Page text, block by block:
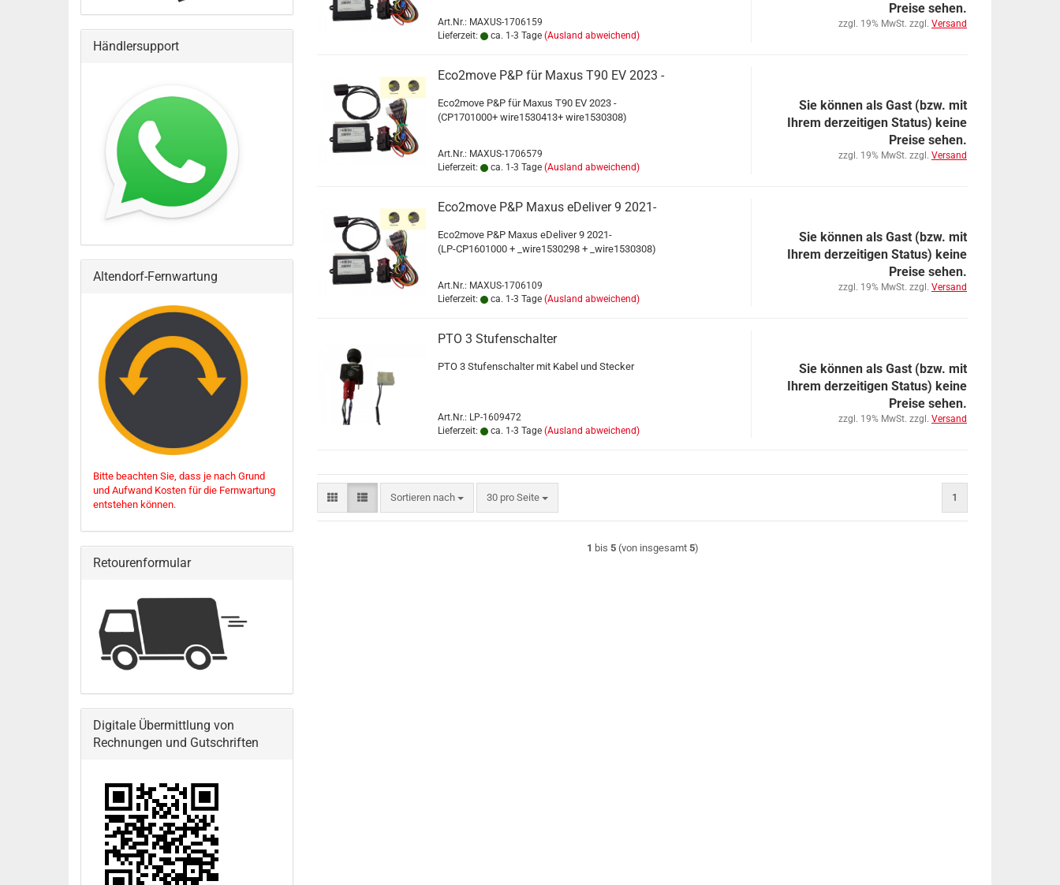
Art.Nr.: MAXUS-1706159
Lieferzeit:
ca. 1-3 Tage (Ausland abweichend)
Preise sehen.
zzgl. 19% MwSt. zzgl. Versand
Eco2move P&P für Maxus T90 EV 2023 -
Eco2move P&P für Maxus T90 EV 2023 -
(CP1701000+ wire1530413+ wire1530308)
Art.Nr.: MAXUS-1706579
Lieferzeit:
ca. 1-3 Tage (Ausland abweichend)
Sie können als Gast (bzw. mit
Ihrem derzeitigen Status) keine
Preise sehen.
zzgl. 19% MwSt. zzgl. Versand
Eco2move P&P Maxus eDeliver 9 2021-
Eco2move P&P Maxus eDeliver 9 2021-
(LP-CP1601000 + _wire1530298 + _wire1530308)
Art.Nr.: MAXUS-1706109
Lieferzeit:
ca. 1-3 Tage (Ausland abweichend)
Sie können als Gast (bzw. mit
Ihrem derzeitigen Status) keine
Preise sehen.
zzgl. 19% MwSt. zzgl. Versand
PTO 3 Stufenschalter
PTO 3 Stufenschalter mit Kabel und Stecker
Art.Nr.: LP-1609472
Lieferzeit:
ca. 1-3 Tage (Ausland abweichend)
Sie können als Gast (bzw. mit
Ihrem derzeitigen Status) keine
Preise sehen.
zzgl. 19% MwSt. zzgl. Versand
Sortieren nach
Sortieren nach 30 pro Seite
pro Seite 1
1 bis 5(von insgesamt 5)
Händlersupport
Altendorf-Fernwartung
Bitte beachten Sie, dass je nach Grund
und Aufwand Kosten für die Fernwartung
entstehen können.
Retourenformular
Digitale Übermittlung von
Rechnungen und Gutschriften